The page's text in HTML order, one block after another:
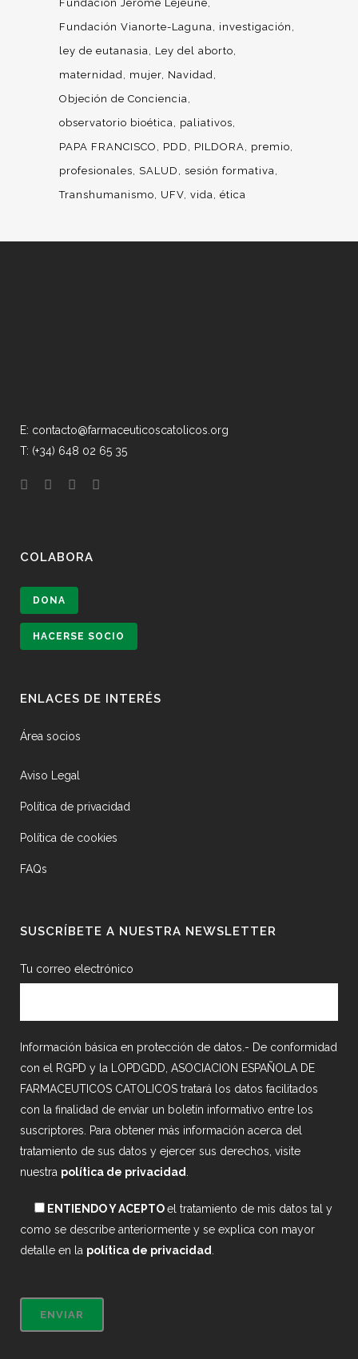
Fundación Jerôme Lejeune
Fundación Vianorte-Laguna
investigación
ley de eutanasia
Ley del aborto
maternidad
mujer Navidad
Objeción de Conciencia
observatorio bioética
paliativos
PAPA FRANCISCO
PDD PILDORA
premio
profesionales
SALUD
sesión formativa
Transhumanismo
UFV vida ética
E: contacto@farmaceuticoscatolicos.org
T: (+34) 648 02 65 35
COLABORA
DONA
HACERSE SOCIO
ENLACES DE INTERÉS
Área socios
Aviso Legal
Política de privacidad
Política de cookies
FAQs
SUSCRÍBETE A NUESTRA NEWSLETTER
Tu correo electrónico
Información básica en protección de datos.- De conformidad
con el RGPD y la LOPDGDD, ASOCIACION ESPAÑOLA DE
FARMACEUTICOS CATOLICOS tratará los datos facilitados
con la finalidad de enviar un boletín informativo entre los
suscriptores. Para obtener más información acerca del
tratamiento de sus datos y ejercer sus derechos, visite
nuestra política de privacidad
ENTIENDO Y ACEPTOel tratamiento de mis datos tal y
como se describe anteriormente y se explica con mayor
detalle en la política de privacidad